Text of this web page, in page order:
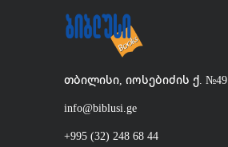
თბილისი, იოსებიძის ქ. №49
info@biblusi.ge
+995 (32) 248 68 44